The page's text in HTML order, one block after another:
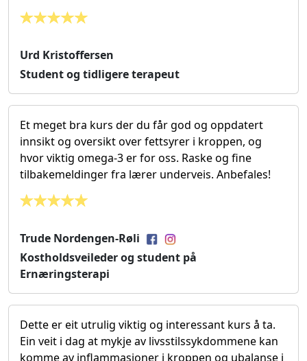
Urd Kristoffersen
Student og tidligere terapeut
Et meget bra kurs der du får god og oppdatert
innsikt og oversikt over fettsyrer i kroppen, og
hvor viktig omega-3 er for oss. Raske og fine
tilbakemeldinger fra lærer underveis. Anbefales!
Trude Nordengen-Røli
Kostholdsveileder og student på
Ernæringsterapi
Dette er eit utrulig viktig og interessant kurs å ta.
Ein veit i dag at mykje av livsstilssykdommene kan
komme av inflammasjoner i kroppen og ubalanse i